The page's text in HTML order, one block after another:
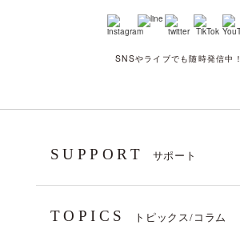
SNSやライブでも随時発信中！
SUPPORT サポート
TOPICS トピックス/コラム